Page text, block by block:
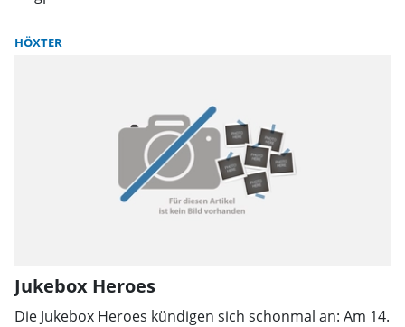
Senioren Union von Uwe Horn und Markus
HÖXTER
Jukebox Heroes
Die Jukebox Heroes kündigen sich schonmal an: Am 14.